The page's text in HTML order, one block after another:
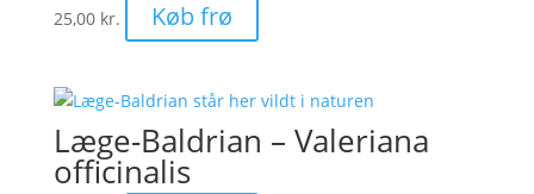
25,00 kr. Køb frø
Læge-Baldrian – Valeriana
officinalis